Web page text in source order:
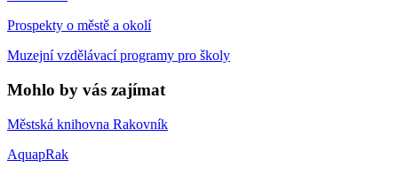
Prospekty o městě a okolí
Muzejní vzdělávací programy pro školy
Mohlo by vás zajímat
Městská knihovna Rakovník
AquapRak